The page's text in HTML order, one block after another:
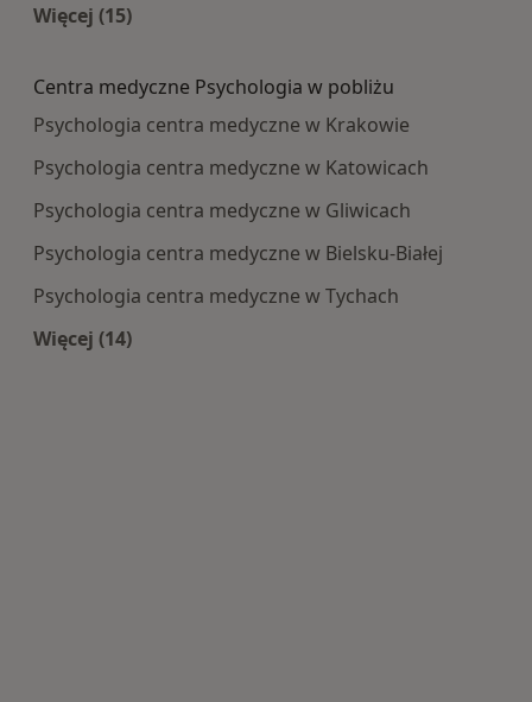
Więcej (15)
Centra medyczne Psychologia w pobliżu
Psychologia centra medyczne w Krakowie
Psychologia centra medyczne w Katowicach
Psychologia centra medyczne w Gliwicach
Psychologia centra medyczne w Bielsku-Białej
Psychologia centra medyczne w Tychach
Więcej (14)